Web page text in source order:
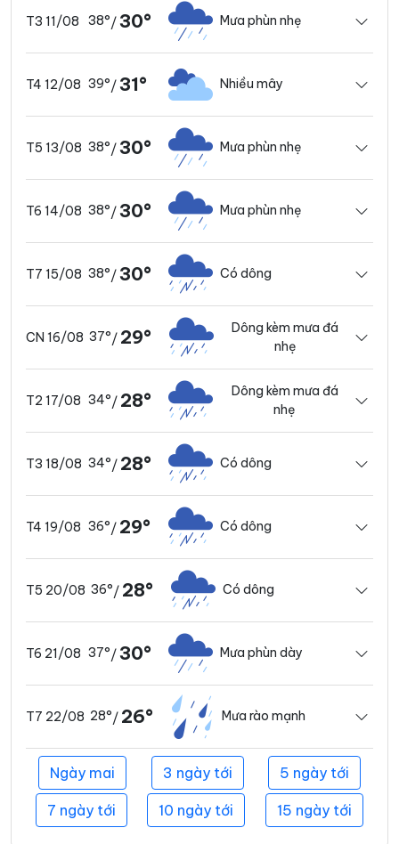
T3 11/08 38°/30° Mưa phùn nhẹ
T4 12/08 39°/31° Nhiều mây
T5 13/08 38°/30° Mưa phùn nhẹ
T6 14/08 38°/30° Mưa phùn nhẹ
T7 15/08 38°/30° Có dông
CN 16/08 37°/ 29°
Dông kèm mưa đá
nhẹ
T2 17/08 34°/ 28°
Dông kèm mưa đá
nhẹ
T3 18/08 34°/ 28° Có dông
T4 19/08 36°/ 29° Có dông
T5 20/08 36°/ 28° Có dông
T6 21/08 37°/30° Mưa phùn dày
T7 22/08 28°/ 26° Mưa rào mạnh
Ngày mai 3 ngày tới 5 ngày tới
7 ngày tới 10 ngày tới 15 ngày tới